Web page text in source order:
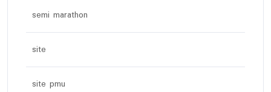
semi marathon
site
site pmu